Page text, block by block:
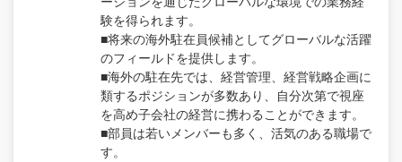
験を得られます。
■将来の海外駐在員候補としてグローバルな活躍
のフィールドを提供します。
■海外の駐在先では、経営管理、経営戦略企画に
類するポジションが多数あり、自分次第で視座
を高め子会社の経営に携わることができます。
■部員は若いメンバーも多く、活気のある職場で
す。